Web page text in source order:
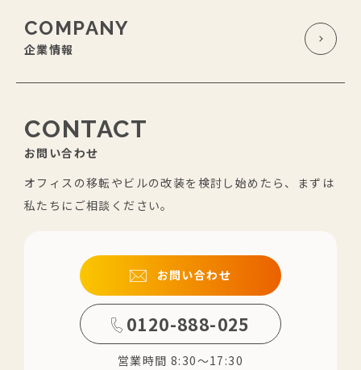
COMPANY
企業情報
CONTACT
お問い合わせ
オフィスの移転やビルの改装を検討し始めたら、まずは
私たちにご相談ください。
お問い合わせ
0120-888-025
営業時間 8:30～17:30